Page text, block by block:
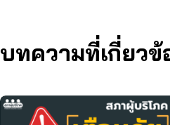
บทความที่เกี่ยวข้